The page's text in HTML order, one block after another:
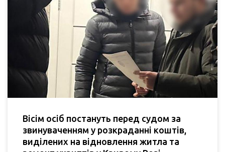
Вісім осіб постануть перед судом за
звинуваченням у розкраданні коштів,
виділених на відновлення житла та